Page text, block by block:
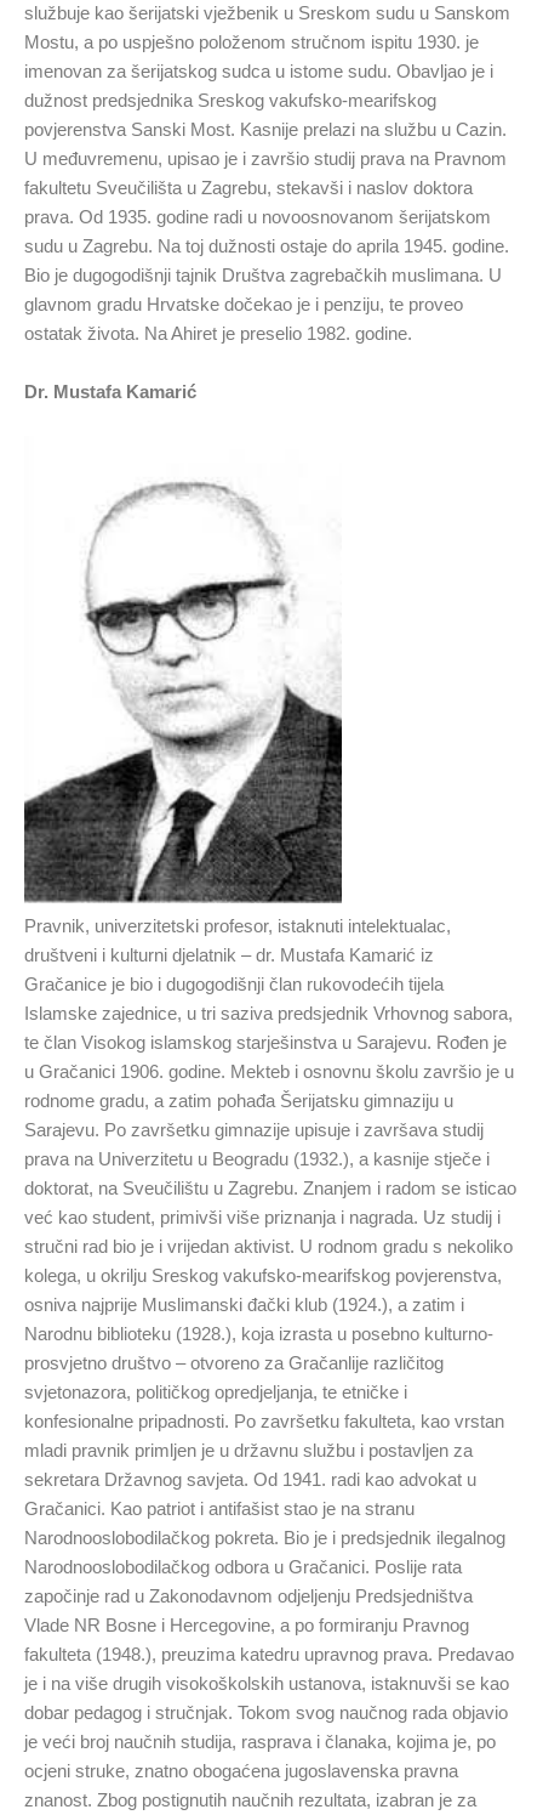
službuje kao šerijatski vježbenik u Sreskom sudu u Sanskom
Mostu, a po uspješno položenom stručnom ispitu 1930. je
imenovan za šerijatskog sudca u istome sudu. Obavljao je i
dužnost predsjednika Sreskog vakufsko-mearifskog
povjerenstva Sanski Most. Kasnije prelazi na službu u Cazin.
U međuvremenu, upisao je i završio studij prava na Pravnom
fakultetu Sveučilišta u Zagrebu, stekavši i naslov doktora
prava. Od 1935. godine radi u novoosnovanom šerijatskom
sudu u Zagrebu. Na toj dužnosti ostaje do aprila 1945. godine.
Bio je dugogodišnji tajnik Društva zagrebačkih muslimana. U
glavnom gradu Hrvatske dočekao je i penziju, te proveo
ostatak života. Na Ahiret je preselio 1982. godine.
Dr. Mustafa Kamarić
Pravnik, univerzitetski profesor, istaknuti intelektualac,
društveni i kulturni djelatnik – dr. Mustafa Kamarić iz
Gračanice je bio i dugogodišnji član rukovodećih tijela
Islamske zajednice, u tri saziva predsjednik Vrhovnog sabora,
te član Visokog islamskog starješinstva u Sarajevu. Rođen je
u Gračanici 1906. godine. Mekteb i osnovnu školu završio je u
rodnome gradu, a zatim pohađa Šerijatsku gimnaziju u
Sarajevu. Po završetku gimnazije upisuje i završava studij
prava na Univerzitetu u Beogradu (1932.), a kasnije stječe i
doktorat, na Sveučilištu u Zagrebu. Znanjem i radom se isticao
već kao student, primivši više priznanja i nagrada. Uz studij i
stručni rad bio je i vrijedan aktivist. U rodnom gradu s nekoliko
kolega, u okrilju Sreskog vakufsko-mearifskog povjerenstva,
osniva najprije Muslimanski đački klub (1924.), a zatim i
Narodnu biblioteku (1928.), koja izrasta u posebno kulturno-
prosvjetno društvo – otvoreno za Gračanlije različitog
svjetonazora, političkog opredjeljanja, te etničke i
konfesionalne pripadnosti. Po završetku fakulteta, kao vrstan
mladi pravnik primljen je u državnu službu i postavljen za
sekretara Državnog savjeta. Od 1941. radi kao advokat u
Gračanici. Kao patriot i antifašist stao je na stranu
Narodnooslobodilačkog pokreta. Bio je i predsjednik ilegalnog
Narodnooslobodilačkog odbora u Gračanici. Poslije rata
započinje rad u Zakonodavnom odjeljenju Predsjedništva
Vlade NR Bosne i Hercegovine, a po formiranju Pravnog
fakulteta (1948.), preuzima katedru upravnog prava. Predavao
je i na više drugih visokoškolskih ustanova, istaknuvši se kao
dobar pedagog i stručnjak. Tokom svog naučnog rada objavio
je veći broj naučnih studija, rasprava i članaka, kojima je, po
ocjeni struke, znatno obogaćena jugoslavenska pravna
znanost. Zbog postignutih naučnih rezultata, izabran je za